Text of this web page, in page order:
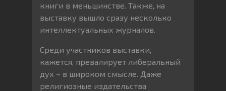
книги в меньшинстве. Также, на
выставку вышло сразу несколько
интеллектуальных журналов.
Среди участников выставки,
кажется, превалирует либеральный
дух – в широком смысле. Даже
религиозные издательства